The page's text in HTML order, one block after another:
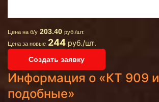
Цена на б/у 203.40 руб./шт.
Цена за новые 244 руб./шт.
Создать заявку
Информация о «КТ 909 и
подобные»